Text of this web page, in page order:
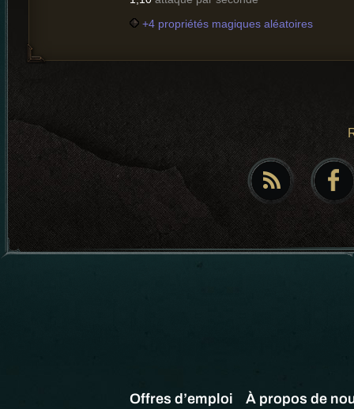
+4 propriétés magiques aléatoires